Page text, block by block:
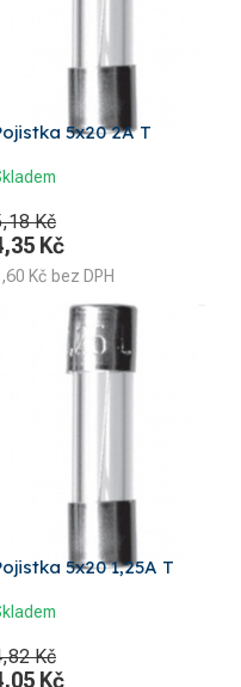
5x20 2A T
Kč
Kč
Kč bez DPH
5x20 1,25A T
Kč
Kč